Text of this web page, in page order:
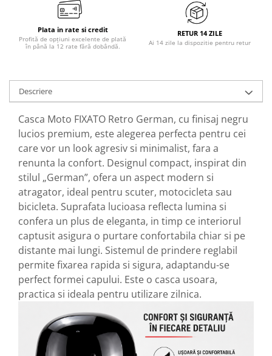
Plata in rate si credit
Profită de opțiuni excelente de plată
în până la 12 rate fără dobândă.
RETUR 14 ZILE
Ai 14 zile la dispozitie pentru retur
Descriere
Casca Moto FIXATO Retro German, cu finisaj negru
lucios premium, este alegerea perfecta pentru cei
care vor un look agresiv si minimalist, fara a
renunta la confort. Designul compact, inspirat din
stilul „German”, ofera un aspect modern si
atragator, ideal pentru scuter, motocicleta sau
bicicleta. Suprafata lucioasa reflecta lumina si
confera un plus de eleganta, in timp ce interiorul
captusit asigura o purtare confortabila chiar si pe
distante mai lungi. Sistemul de prindere reglabil
permite fixarea rapida si sigura, adaptandu-se
perfect formei capului. Este o casca usoara,
practica si ideala pentru utilizare zilnica.